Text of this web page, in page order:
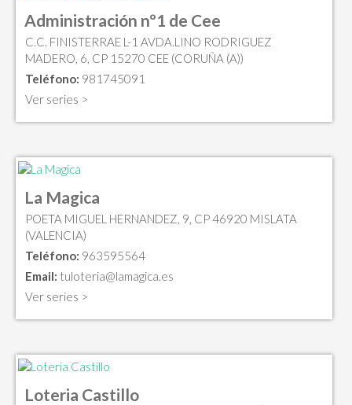
Administración nº1 de Cee
C.C. FINISTERRAE L-1 AVDA.LINO RODRIGUEZ
MADERO, 6, CP 15270 CEE (CORUÑA (A))
Teléfono: 981745091
Ver series >
La Magica
POETA MIGUEL HERNANDEZ, 9, CP 46920 MISLATA
(VALENCIA)
Teléfono: 963595564
Email: tuloteria@lamagica.es
Ver series >
Loteria Castillo